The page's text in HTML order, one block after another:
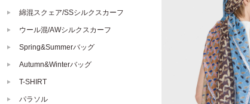
綿混スクェア/SSシルクスカーフ
ウール混/AWシルクスカーフ
Spring&Summerバッグ
Autumn&Winterバッグ
T-SHIRT
パラソル